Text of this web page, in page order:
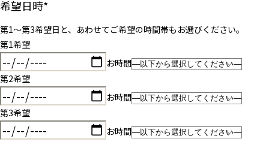
希望日時*
第1〜第3希望日と、あわせてご希望の時間帯もお選びください。
第1希望
お時間
第2希望
お時間
第3希望
お時間